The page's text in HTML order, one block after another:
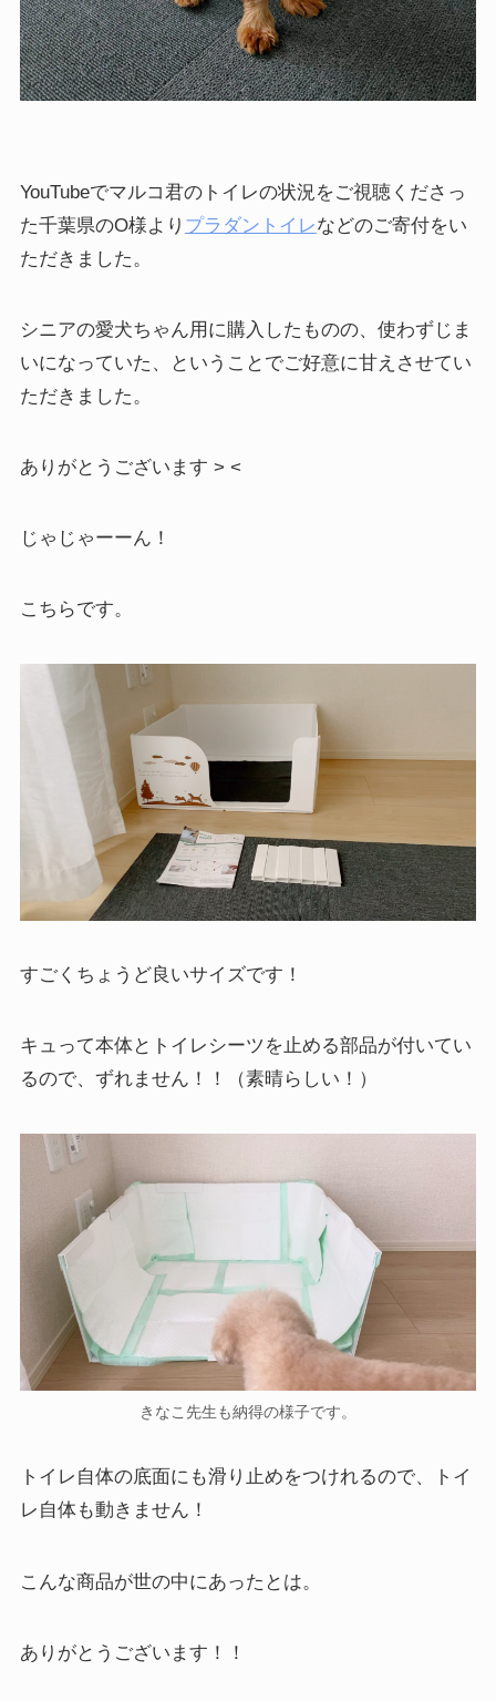
YouTubeでマルコ君のトイレの状況をご視聴くださっ
た千葉県のO様より プラダントイレなどのご寄付をい
ただきました。
シニアの愛犬ちゃん用に購入したものの、使わずじま
いになっていた、ということでご好意に甘えさせてい
ただきました。
ありがとうございます > <
じゃじゃーーん！
こちらです。
すごくちょうど良いサイズです！
キュって本体とトイレシーツを止める部品が付いてい
るので、ずれません！！（素晴らしい！）
きなこ先生も納得の様子です。
トイレ自体の底面にも滑り止めをつけれるので、トイ
レ自体も動きません！
こんな商品が世の中にあったとは。
ありがとうございます！！